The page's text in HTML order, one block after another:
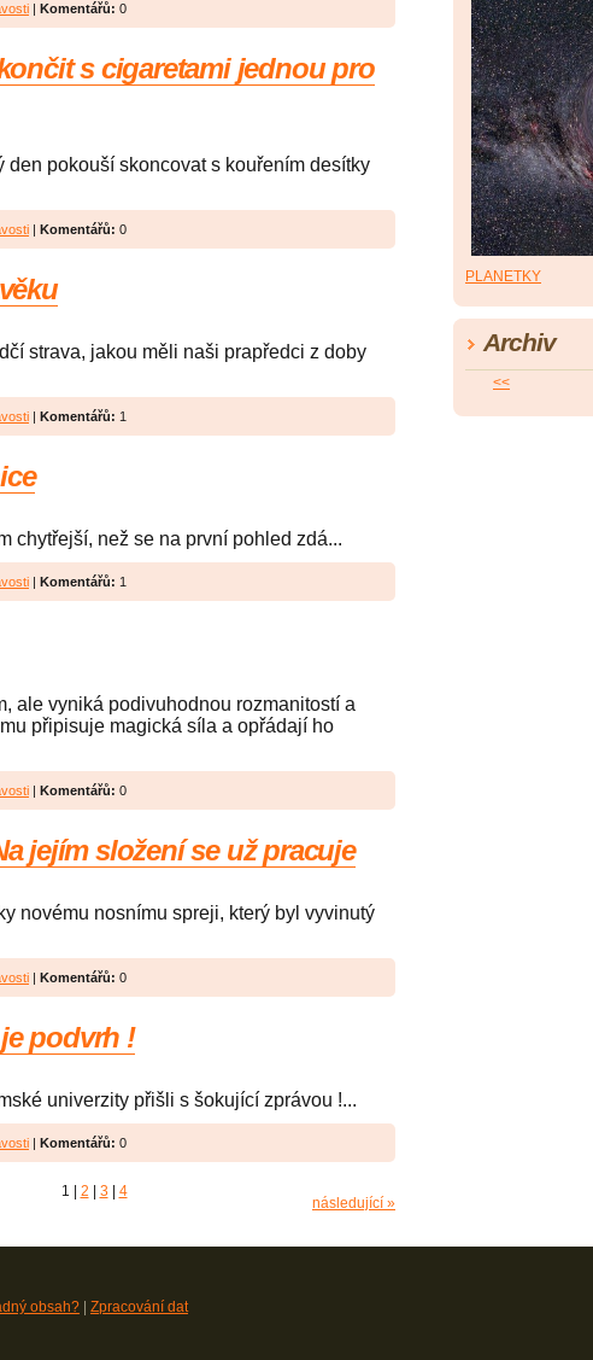
| Komentářů: 0
s cigaretami jednou pro
den pokouší skoncovat s kouřením desítky
| Komentářů: 0
strava, jakou měli naši prapředci z doby
| Komentářů: 1
chytřejší, než se na první pohled zdá...
| Komentářů: 1
ale vyniká podivuhodnou rozmanitostí a
připisuje magická síla a opřádají ho
| Komentářů: 0
jejím složení se už pracuje
novému nosnímu spreji, který byl vyvinutý
| Komentářů: 0
podvrh !
univerzity přišli s šokující zprávou !...
| Komentářů: 0
1 2 3 4
následující »
PLANETKY
Archiv
<<
obsah? Zpracování dat